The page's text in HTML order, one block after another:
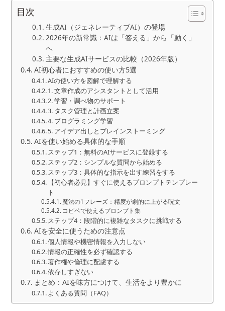
目次
生成AI（ジェネレーティブAI）の登場
2026年の新常識：AIは「答える」から「動く」
へ
主要な生成AIサービスの比較（2026年版）
AI初心者におすすめの使い方5選
AIの使い方を図解で理解する
1. 文章作成のアシスタントとして活用
2. 学習・調べ物のサポート
3. タスク管理と計画立案
4. プログラミング学習
5. アイデア出しとブレインストーミング
AIを使い始める具体的な手順
ステップ1：無料のAIサービスに登録する
ステップ2：シンプルな質問から始める
ステップ3：具体的な指示を出す練習をする
【初心者必見】すぐに使えるプロンプトテンプレー
ト
魔法の1フレーズ：精度が劇的に上がる呪文
コピペで使えるプロンプト集
ステップ4：段階的に複雑なタスクに挑戦する
AIを安全に使うための注意点
個人情報や機密情報を入力しない
情報の正確性を必ず確認する
著作権や倫理に配慮する
依存しすぎない
まとめ：AIを味方につけて、生活をより豊かに
よくある質問（FAQ）